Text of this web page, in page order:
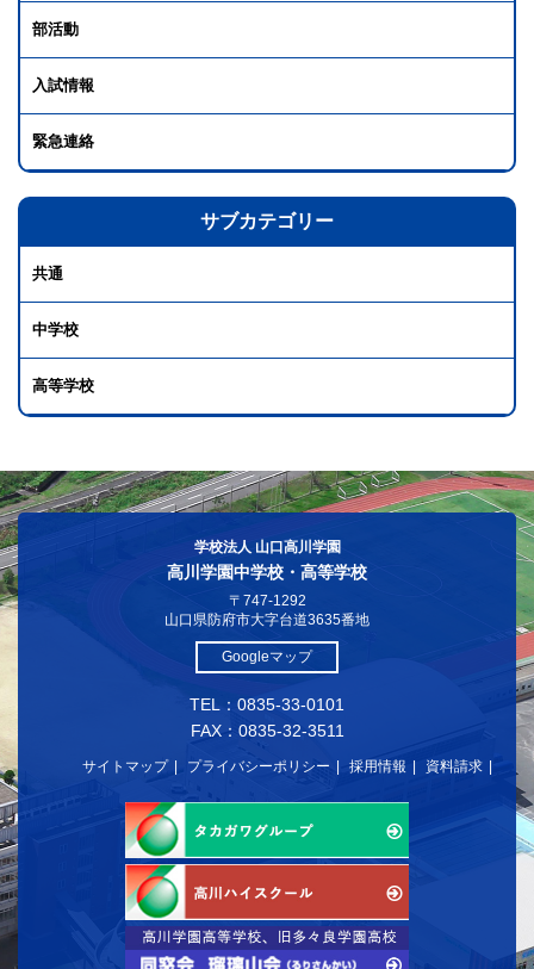
部活動
入試情報
緊急連絡
サブカテゴリー
共通
中学校
高等学校
学校法人 山口高川学園
高川学園中学校・高等学校
〒747-1292
山口県防府市大字台道3635番地
Googleマップ
TEL：0835-33-0101
FAX：0835-32-3511
サイトマップ プライバシーポリシー 採用情報 資料請求